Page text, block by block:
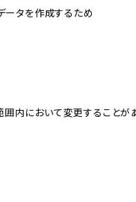
ータを作成するため
内において変更すること